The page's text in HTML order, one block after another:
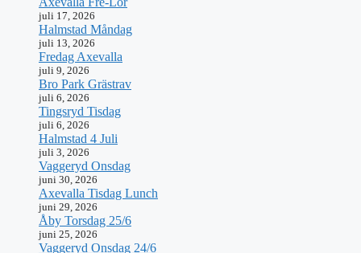
juli 17, 2026
Halmstad Måndag
juli 13, 2026
Fredag Axevalla
juli 9, 2026
Bro Park Grästrav
juli 6, 2026
Tingsryd Tisdag
juli 6, 2026
Halmstad 4 Juli
juli 3, 2026
Vaggeryd Onsdag
juni 30, 2026
Axevalla Tisdag Lunch
juni 29, 2026
Åby Torsdag 25/6
juni 25, 2026
Vaggeryd Onsdag 24/6